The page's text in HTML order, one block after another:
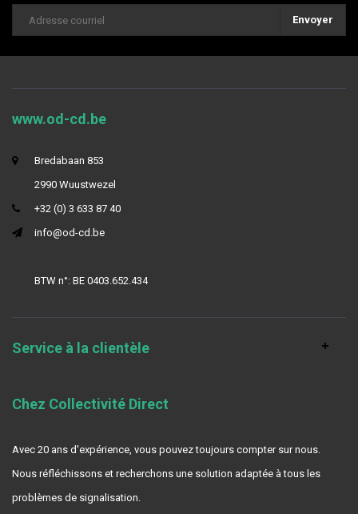
Envoyer
www.od-cd.be
Bredabaan 853
2990 Wuustwezel
+32 (0) 3 633 87 40
info@od-cd.be
BTW n°: BE 0403.652.434
Service à la clientèle
Chez Collectivité Direct
Avec 20 ans d'expérience, vous pouvez toujours compter sur nous.
Nous réfléchissons et recherchons une solution adaptée à tous les
problèmes de signalisation.